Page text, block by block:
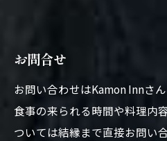
お問合せ
お問い合わせはKamon Innさ
食事の来られる時間や料理内
ついては結縁まで直接お問い